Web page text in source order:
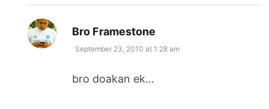
Bro Framestone
September 23, 2010 at 1:28 am
bro doakan ek…